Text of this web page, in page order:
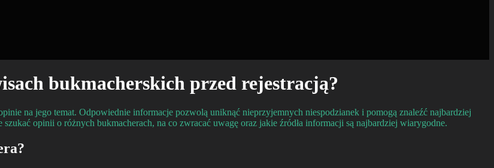
bukmacherskich przed rejestracją?
na jego temat. Odpowiednie informacje pozwolą uniknąć nieprzyjemnych niespodzianek i pomogą znaleźć najbardziej
opinii o różnych bukmacherach, na co zwracać uwagę oraz jakie źródła informacji są najbardziej wiarygodne.